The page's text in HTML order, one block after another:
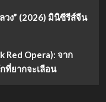
วง” (2026) มินิซีรีส์จีน
Red Opera): จาก
ที่ยากจะเลือน